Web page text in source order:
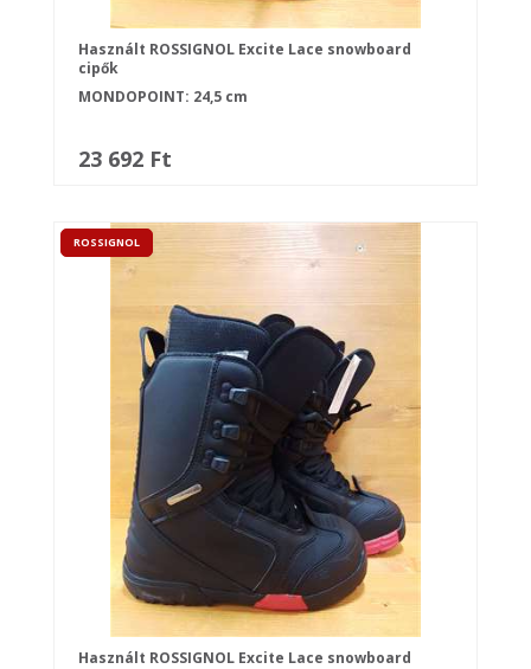
Használt ROSSIGNOL Excite Lace snowboard
cipők
MONDOPOINT: 24,5 cm
23 692 Ft
ROSSIGNOL
Használt ROSSIGNOL Excite Lace snowboard